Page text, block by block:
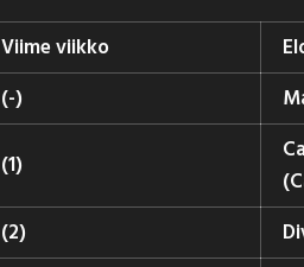
Viime viikko
(-)
(1)
(2)